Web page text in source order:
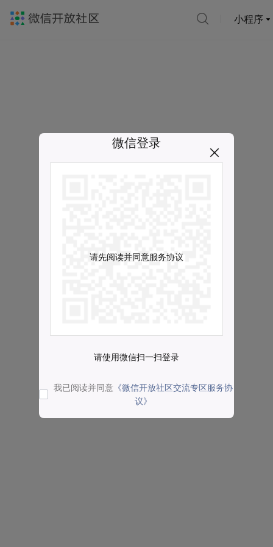
小程序
微信登录
请先阅读并同意服务协议
请使用微信扫一扫登录
我已阅读并同意 《微信开放社区交流专区服务协
议》